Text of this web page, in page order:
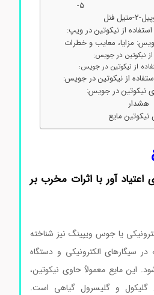
از نیکوتین در ویپ:
مزایا، معایب و خطرات
نیکوتین در جویس:
از نیکوتین در جویس:
از نیکوتین در جویس:
در جویس:
مایع
آور با اثرات مخرب بر
یا جوس ویپینگ نیز شناخته
الکترونیکی و دستگاه
مایع معمولاً حاوی نیکوتین،
و گلیسرول گیاهی است.